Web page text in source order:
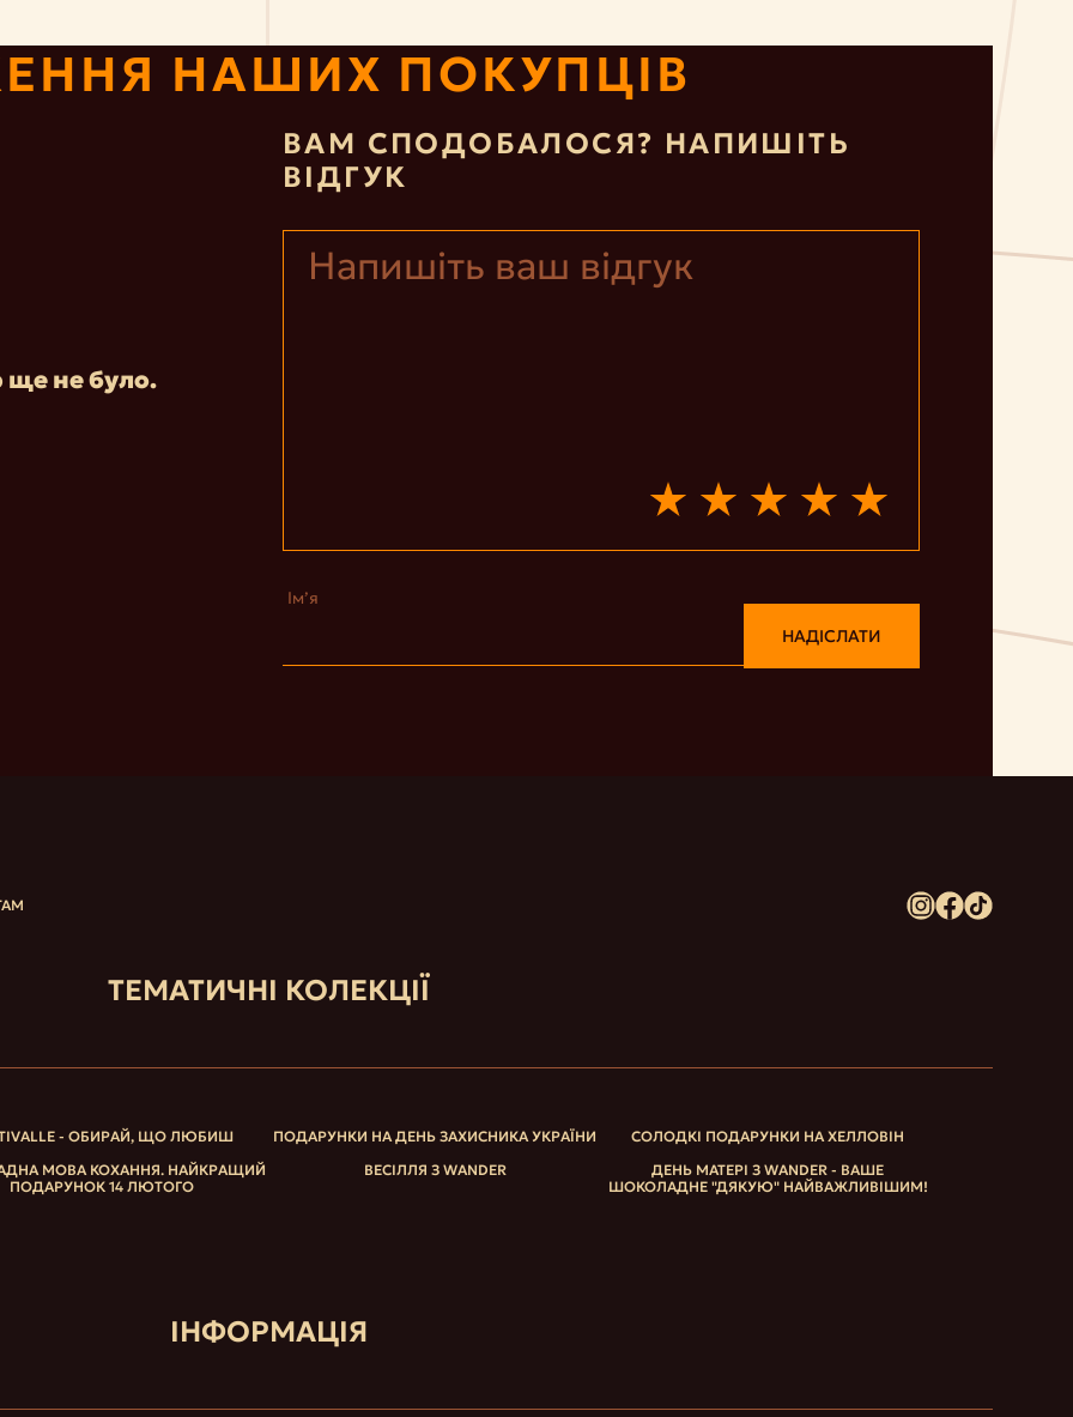
НАШИХ ПОКУПЦІВ
ще не було.
ВАМ СПОДОБАЛОСЯ? НАПИШІТЬ
ВІДГУК
Ім’я
НАДІСЛАТИ
ТЕМАТИЧНІ КОЛЕКЦІЇ
- ОБИРАЙ, ЩО ЛЮБИШ ПОДАРУНКИ НА ДЕНЬ ЗАХИСНИКА УКРАЇНИ
СОЛОДКІ ПОДАРУНКИ НА ХЕЛЛОВІН
МОВА КОХАННЯ. НАЙКРАЩИЙ
ПОДАРУНОК 14 ЛЮТОГО
ВЕСІЛЛЯ З WANDER
ДЕНЬ МАТЕРІ З WANDER - ВАШЕ
ШОКОЛАДНЕ "ДЯКУЮ" НАЙВАЖЛИВІШИМ!
ІНФОРМАЦІЯ